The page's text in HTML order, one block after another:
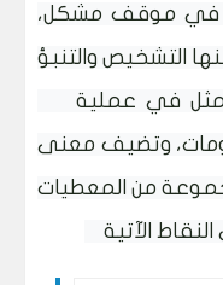
في موقف مشكل،
في عملية
وتضيف معنى